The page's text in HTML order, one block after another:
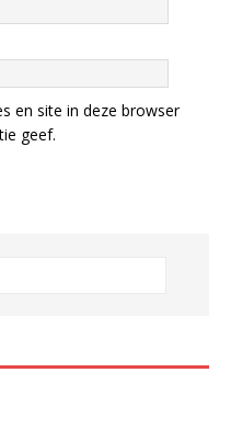
en site in deze browser
geef.